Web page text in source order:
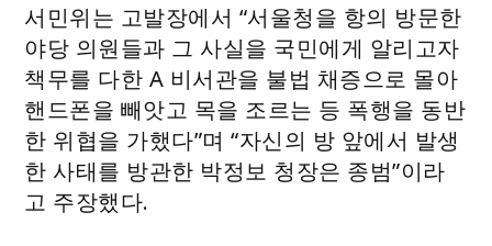
서민위는 고발장에서 “서울청을 항의 방문한
야당 의원들과 그 사실을 국민에게 알리고자
책무를 다한 A 비서관을 불법 채증으로 몰아
핸드폰을 빼앗고 목을 조르는 등 폭행을 동반
한 위협을 가했다”며 “자신의 방 앞에서 발생
한 사태를 방관한 박정보 청장은 종범”이라
고 주장했다.